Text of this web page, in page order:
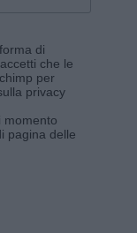
di
che le
per
privacy
momento
pagina delle